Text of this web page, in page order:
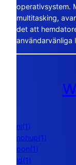
operativsystem.
multitasking,
det att
nl(1)
nohup(1)
pon(1)
ld(1)